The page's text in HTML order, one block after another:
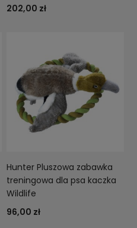
202,00 zł
Hunter Pluszowa zabawka
treningowa dla psa kaczka
Wildlife
96,00 zł